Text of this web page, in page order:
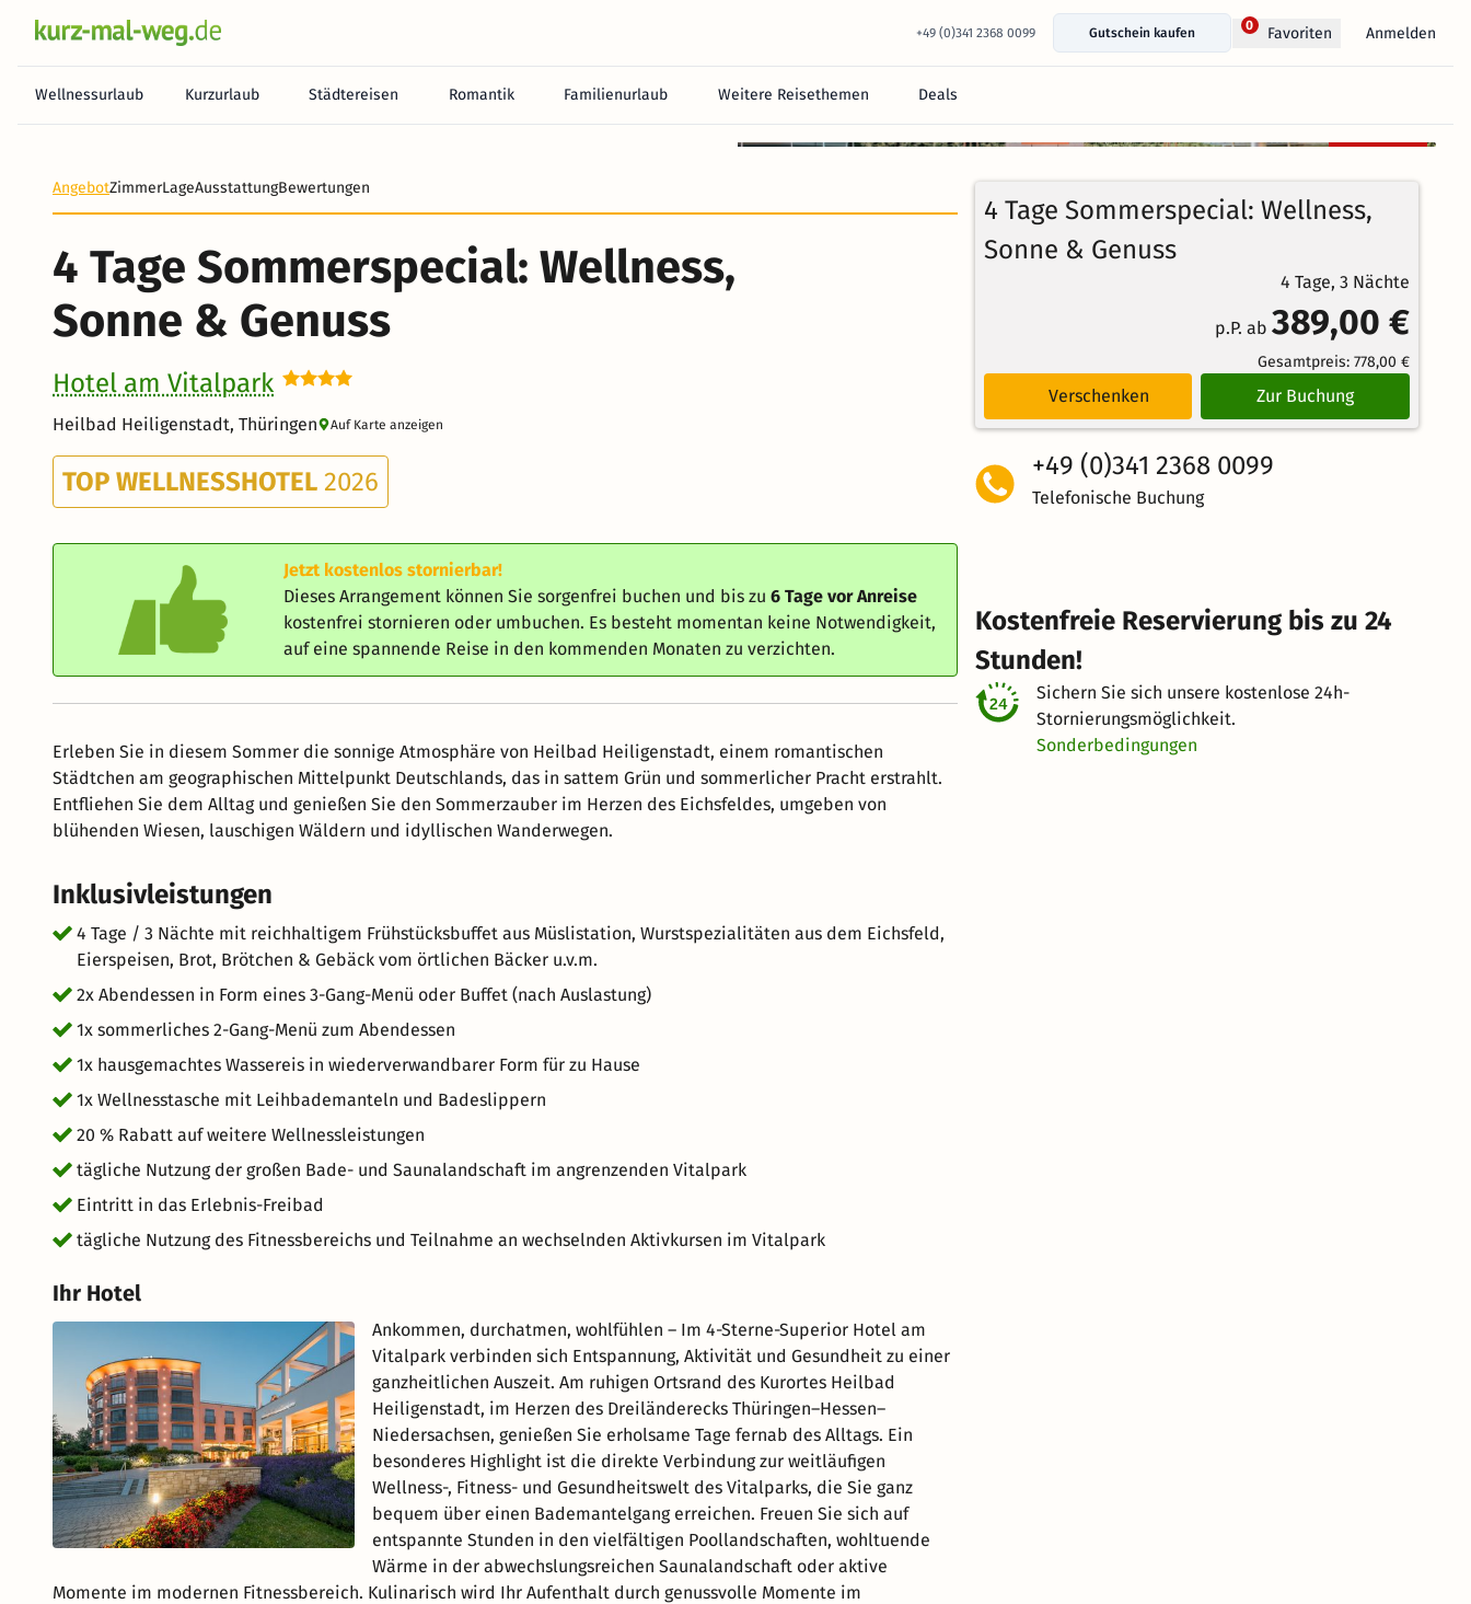
+49 (0)341 2368 0099 Gutschein kaufen
0 Favoriten Anmelden
Wellnessurlaub Kurzurlaub Städtereisen Romantik Familienurlaub Weitere Reisethemen Deals
Heute noch keine Zahlung erforderlich! Zahlen Sie bequem im Hotel. 97%
Weiterempfehlung
Bewertungen
4.6 /5
stornierbar
AngebotZimmerLageAusstattungBewertungen
4 Tage Sommerspecial: Wellness,
Sonne & Genuss
Hotel am Vitalpark
Heilbad Heiligenstadt, Thüringen Auf Karte anzeigen
TOP WELLNESSHOTEL 2026
Jetzt kostenlos stornierbar!
Dieses Arrangement können Sie sorgenfrei buchen und bis zu6 Tage vor Anreise
kostenfrei stornieren oder umbuchen. Es besteht momentan keine Notwendigkeit,
auf eine spannende Reise in den kommenden Monaten zu verzichten.
Erleben Sie in diesem Sommer die sonnige Atmosphäre von Heilbad Heiligenstadt, einem romantischen
Städtchen am geographischen Mittelpunkt Deutschlands, das in sattem Grün und sommerlicher Pracht erstrahlt.
Entfliehen Sie dem Alltag und genießen Sie den Sommerzauber im Herzen des Eichsfeldes, umgeben von
blühenden Wiesen, lauschigen Wäldern und idyllischen Wanderwegen.
Inklusivleistungen
4 Tage / 3 Nächte mit reichhaltigem Frühstücksbuffet aus Müslistation, Wurstspezialitäten aus dem Eichsfeld,
Eierspeisen, Brot, Brötchen & Gebäck vom örtlichen Bäcker u.v.m.
2x Abendessen in Form eines 3-Gang-Menü oder Buffet (nach Auslastung)
1x sommerliches 2-Gang-Menü zum Abendessen
1x hausgemachtes Wassereis in wiederverwandbarer Form für zu Hause
1x Wellnesstasche mit Leihbademanteln und Badeslippern
20 % Rabatt auf weitere Wellnessleistungen
tägliche Nutzung der großen Bade- und Saunalandschaft im angrenzenden Vitalpark
Eintritt in das Erlebnis-Freibad
tägliche Nutzung des Fitnessbereichs und Teilnahme an wechselnden Aktivkursen im Vitalpark
Ihr Hotel
Ankommen, durchatmen, wohlfühlen – Im 4-Sterne-Superior Hotel am
Vitalpark verbinden sich Entspannung, Aktivität und Gesundheit zu einer
ganzheitlichen Auszeit. Am ruhigen Ortsrand des Kurortes Heilbad
Heiligenstadt, im Herzen des Dreiländerecks Thüringen–Hessen–
Niedersachsen, genießen Sie erholsame Tage fernab des Alltags. Ein
besonderes Highlight ist die direkte Verbindung zur weitläufigen
Wellness-, Fitness- und Gesundheitswelt des Vitalparks, die Sie ganz
bequem über einen Bademantelgang erreichen. Freuen Sie sich auf
entspannte Stunden in den vielfältigen Poollandschaften, wohltuende
Wärme in der abwechslungsreichen Saunalandschaft oder aktive
Momente im modernen Fitnessbereich. Kulinarisch wird Ihr Aufenthalt durch genussvolle Momente im
4 Tage Sommerspecial: Wellness,
Sonne & Genuss
4 Tage, 3 Nächte
p.P. ab 389,00 €
Gesamtpreis: 778,00 €
Verschenken Zur Buchung
+49 (0)341 2368 0099
Telefonische Buchung
Kostenfreie Reservierung bis zu 24
Stunden!
Sichern Sie sich unsere kostenlose 24h-
Stornierungsmöglichkeit.
Sonderbedingungen